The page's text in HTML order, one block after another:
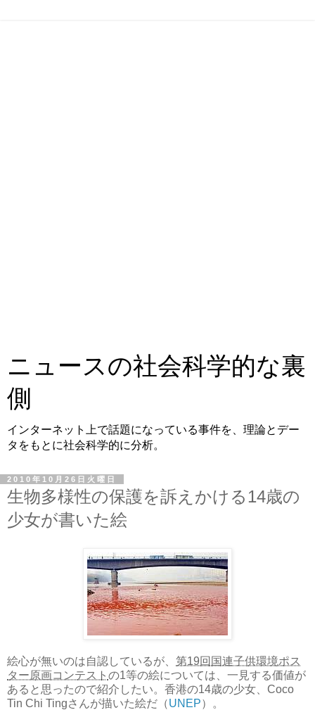
ニュースの社会科学的な裏
側
インターネット上で話題になっている事件を、理論とデー
タをもとに社会科学的に分析。
2010年10月26日火曜日
生物多様性の保護を訴えかける14歳の
少女が書いた絵
絵心が無いのは自認しているが、 第19回国連子供環境ポス
ター原画コンテスト の1等の絵については、一見する価値が
あると思ったので紹介したい。香港の14歳の少女、Coco
Tin Chi Tingさんが描いた絵だ（UNEP）。